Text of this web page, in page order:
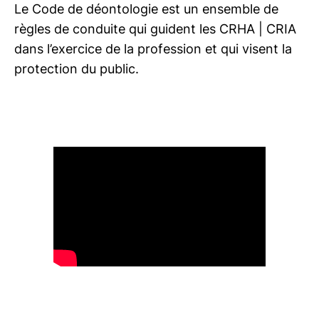
professionnelle
Le Code de déontologie est un ensemble de
règles de conduite qui guident les CRHA | CRIA
dans l’exercice de la profession et qui visent la
protection du public.